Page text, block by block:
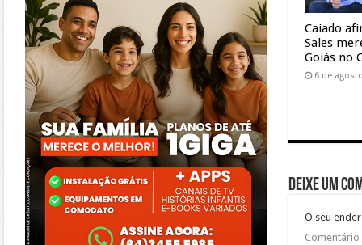
Caiado
Sales
Goiás no
6 de
Deixe um
O seu
Comentário